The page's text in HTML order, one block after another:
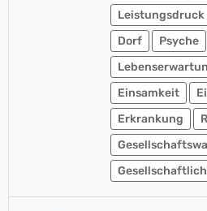
Leistungsdruck
Dorf
Psyche
Einsamkeit
Erkrankung